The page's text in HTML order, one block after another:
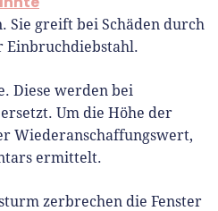
Sie greift bei Schäden durch
Einbruchdiebstahl.
Diese werden bei
Um die Höhe der
Wiederanschaffungswert,
ermittelt.
zerbrechen die Fenster